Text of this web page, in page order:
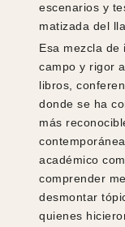
escenarios y
matizada del
Esa mezcla
campo y rigor
libros,
donde se ha
más
académico
comprender
desmontar
quienes